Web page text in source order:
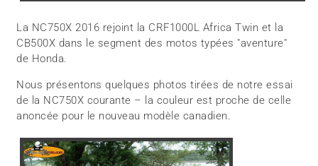
La NC750X 2016 rejoint la CRF1000L Africa Twin et la
CB500X dans le segment des motos typées "aventure"
de Honda.
Nous présentons quelques photos tirées de notre essai
de la NC750X courante – la couleur est proche de celle
anoncée pour le nouveau modèle canadien.